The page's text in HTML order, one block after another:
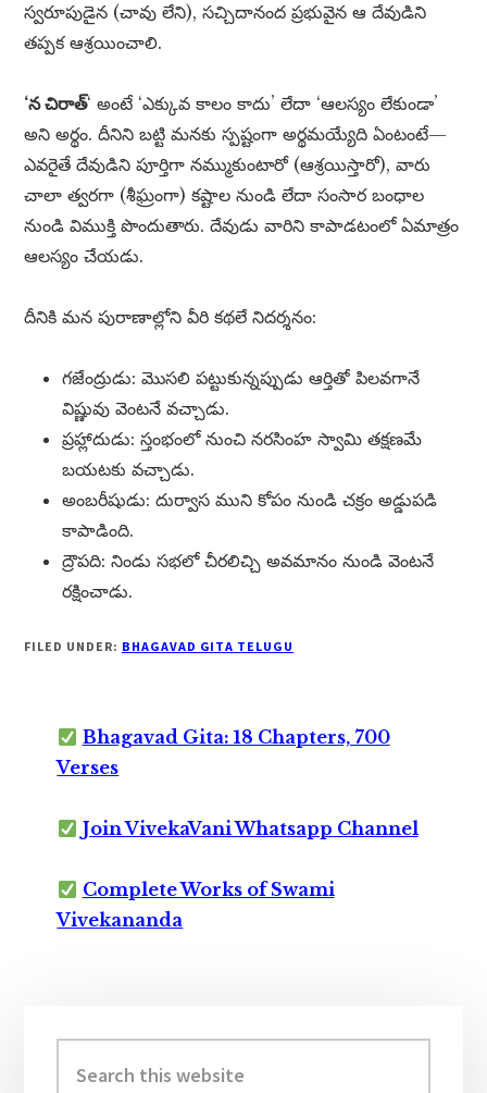
స్వరూపుడైన (చావు లేని), సచ్చిదానంద ప్రభువైన ఆ దేవుడిని
తప్పక ఆశ్రయించాలి.
‘న చిరాత్‘ అంటే ‘ఎక్కువ కాలం కాదు’ లేదా ‘ఆలస్యం లేకుండా’
అని అర్థం. దీనిని బట్టి మనకు స్పష్టంగా అర్థమయ్యేది ఏంటంటే—
ఎవరైతే దేవుడిని పూర్తిగా నమ్ముకుంటారో (ఆశ్రయిస్తారో), వారు
చాలా త్వరగా (శీఘ్రంగా) కష్టాల నుండి లేదా సంసార బంధాల
నుండి విముక్తి పొందుతారు. దేవుడు వారిని కాపాడటంలో ఏమాత్రం
ఆలస్యం చేయడు.
దీనికి మన పురాణాల్లోని వీరి కథలే నిదర్శనం:
గజేంద్రుడు: మొసలి పట్టుకున్నప్పుడు ఆర్తితో పిలవగానే
విష్ణువు వెంటనే వచ్చాడు.
ప్రహ్లాదుడు: స్తంభంలో నుంచి నరసింహ స్వామి తక్షణమే
బయటకు వచ్చాడు.
అంబరీషుడు: దుర్వాస ముని కోపం నుండి చక్రం అడ్డుపడి
కాపాడింది.
ద్రౌపది: నిండు సభలో చీరలిచ్చి అవమానం నుండి వెంటనే
రక్షించాడు.
FILED UNDER: BHAGAVAD GITA TELUGU
Bhagavad Gita: 18 Chapters, 700
Verses
Join VivekaVani Whatsapp Channel
Complete Works of Swami
Vivekananda
Sidebar
this